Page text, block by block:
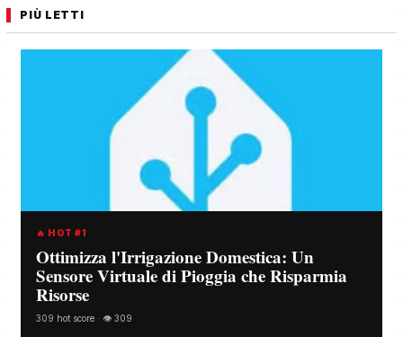
PIÙ LETTI
🔥 HOT #1
Ottimizza l'Irrigazione Domestica: Un
Sensore Virtuale di Pioggia che Risparmia
Risorse
309 hot score · 👁️ 309